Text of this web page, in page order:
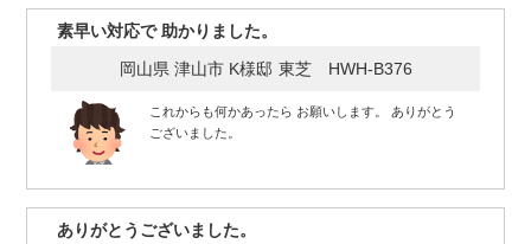
素早い対応で 助かりました。
岡山県 津山市 K様邸 東芝 HWH-B376
これからも何かあったら お願いします。 ありがとう
ございました。
ありがとうございました。